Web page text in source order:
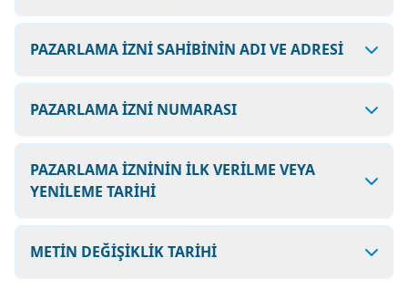
PAZARLAMA İZNİ SAHİBİNİN ADI VE ADRESİ
PAZARLAMA İZNİ NUMARASI
PAZARLAMA İZNİNİN İLK VERİLME VEYA
YENİLEME TARİHİ
METİN DEĞİŞİKLİK TARİHİ